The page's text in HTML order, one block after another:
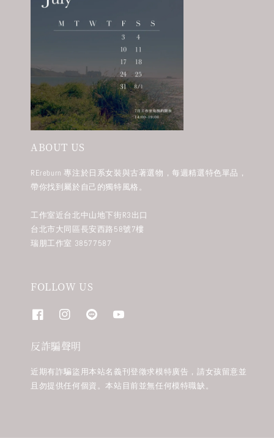
ABOUT US
REreburn 專注於日系女裝與古著選物，每週精選特色單品，
帶你找到屬於自己的獨特風格。
工作室近台北中山地下街R3出口
台北市大同區長安西路58號7樓
瑞朋工作室 38577587
FOLLOW US
反詐騙聲明
近期有詐騙盜用本站名義刊登徵求模特廣告，請女孩留意並
且勿提供任何個資。本站目前並無任何模特職缺。